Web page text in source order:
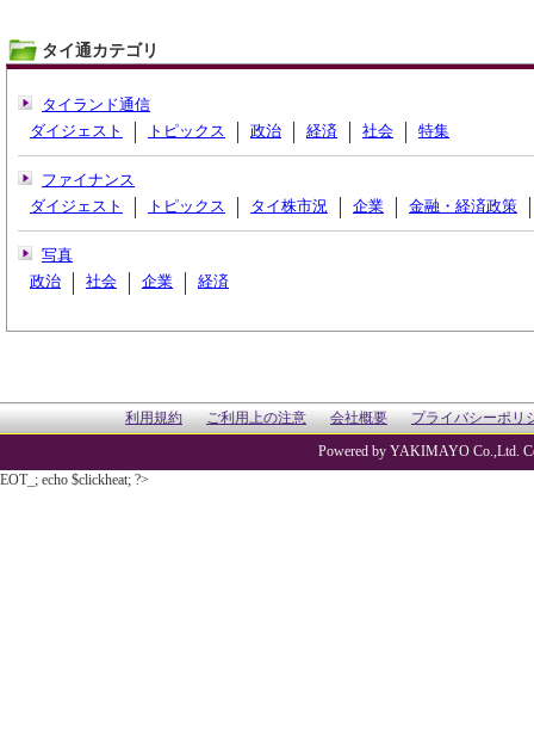
タイ通カテゴリ
タイランド通信
ダイジェスト
トピックス 政治 経済 社会 特集
ファイナンス
ダイジェスト
トピックス タイ株市況 企業 金融・経済政策
写真
政治
社会 企業 経済
利用規約 ご利用上の注意 会社概要 プライバシーポリ
Powered by YAKIMAYO Co.,Ltd.
EOT_; echo $clickheat; ?>